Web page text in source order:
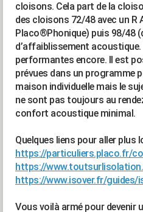
cloisons. Cela part de la
des cloisons 72/48 avec un R
Placo®Phonique) puis 98/48
d’affaiblissement
performantes encore. Il est
prévues dans un programme
maison individuelle mais le
ne sont pas toujours au
confort acoustique minimal.
Quelques liens pour aller plus
https://particuliers.placo.fr/
https://
https://www.isover.fr/
Vous voilà armé pour devenir